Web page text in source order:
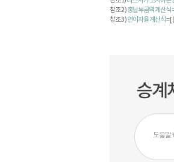
참조 2 )총납부금액 계산
참조 3 )연이자율 계산식= [